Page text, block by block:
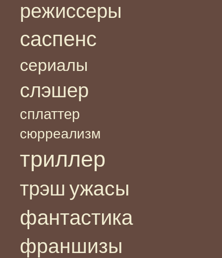
режиссеры
саспенс
сериалы
слэшер
сплаттер
сюрреализм
триллер
трэш ужасы
фантастика
франшизы